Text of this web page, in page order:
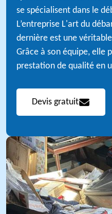
se spécialisent dans le
L’entreprise L'art du
dernière est une
Grâce à son équipe, elle
prestation de qualité en
Devis gratuit